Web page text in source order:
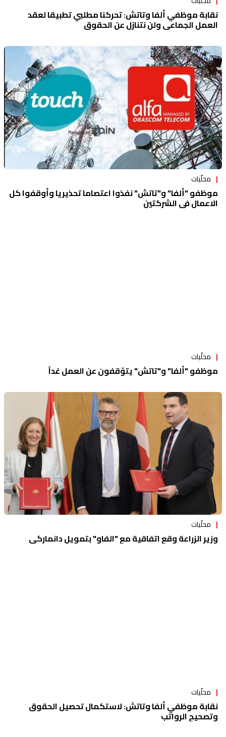
نقابة موظفي ألفا وتاتش: تحركنا مطلبي تطبيقا لعقد
العمل الجماعي ولن نتنازل عن الحقوق
محلّيات
موظفو "ألفا" و"تاتش" نفذوا اعتصاما تحذيريا وأوقفوا كل
الاعمال في الشركتين
محلّيات
موظفو "ألفا" و"تاتش" يتوّقفون عن العمل غداً
محلّيات
وزير الزراعة وقع اتفاقية مع "الفاو" بتمويل دانماركي
محلّيات
نقابة موظفي ألفا وتاتش: لاستكمال تحصيل الحقوق
وتصحيح الرواتب